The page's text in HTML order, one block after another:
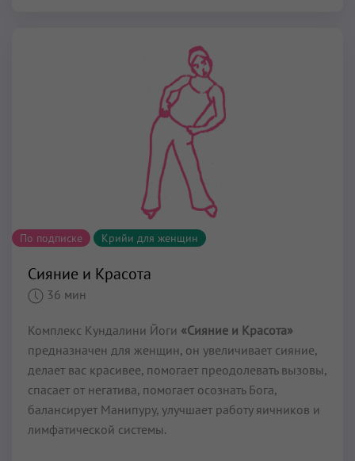
По подписке Крийи для женщин
Сияние и Красота
36 мин
Комплекс Кундалини Йоги «Сияние и Красота»
предназначен для женщин, он увеличивает сияние,
делает вас красивее, помогает преодолевать вызовы,
спасает от негатива, помогает осознать Бога,
балансирует Манипуру, улучшает работу яичников и
лимфатической системы.